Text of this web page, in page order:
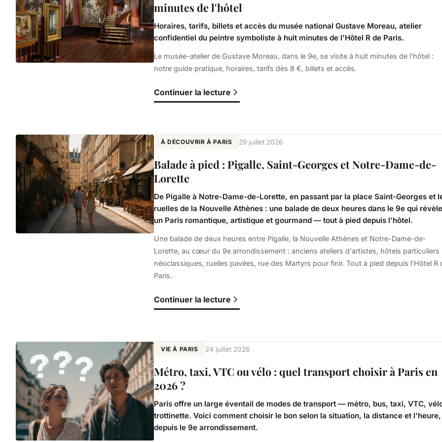
minutes de l'hôtel
Horaires, tarifs, billets et accès du musée national Gustave Moreau, atelier
confidentiel du peintre symboliste à huit minutes de l'Hôtel R de Paris.
Le musée-atelier de Gustave Moreau, dans le 9e, se visite à huit minutes de l'hôtel :
notre guide pratique, horaires, tarifs dès 8 €, billets et accès.
Continuer la lecture
À DÉCOUVRIR À PARIS 29 juillet 2026
Balade à pied : Pigalle, Saint-Georges et Notre-Dame-de-
Lorette
De Pigalle à Notre-Dame-de-Lorette, en passant par la place Saint-Georges et
ruelles de la Nouvelle Athènes : une balade de deux heures dans le 9e qui révèle
un Paris romantique, artistique et gourmand — tout à pied depuis l'hôtel.
Une balade de deux heures entre Pigalle, la Nouvelle Athènes et Notre-Dame-de-
Lorette, au cœur du 9e arrondissement : anciens ateliers d'artistes, hôtels particuliers
néoclassiques, ruelles pavées, rue des Martyrs pour finir. Tout à pied depuis l'Hôtel R
Paris.
Continuer la lecture
VIE À PARIS 24 juillet 2026
Métro, taxi, VTC ou vélo : quel transport choisir à Paris en
2026 ?
Paris offre un large éventail de modes de transport — métro, bus, taxi, VTC,
trottinette. Voici comment choisir le bon selon la situation, la distance et l'heure,
depuis le 9e arrondissement.